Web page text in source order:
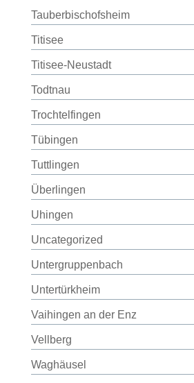
Tauberbischofsheim
Titisee
Titisee-Neustadt
Todtnau
Trochtelfingen
Tübingen
Tuttlingen
Überlingen
Uhingen
Uncategorized
Untergruppenbach
Untertürkheim
Vaihingen an der Enz
Vellberg
Waghäusel